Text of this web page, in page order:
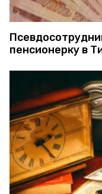
пенсионерку в